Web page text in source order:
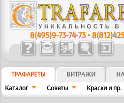
8(495)9-73-74-73 •
ТРАФАРЕТЫ ВИТРАЖИ
Каталог
Советы Краски и пр.